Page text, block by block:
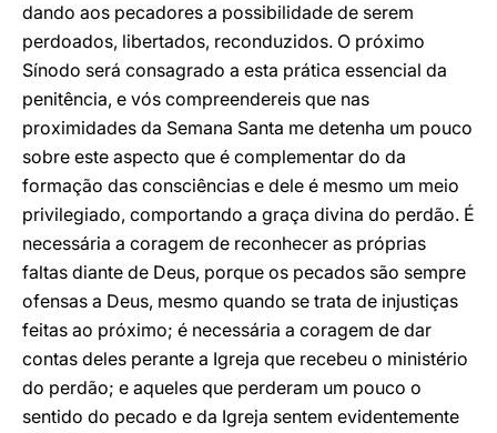
dando aos pecadores a possibilidade de serem
perdoados, libertados, reconduzidos. O próximo
Sínodo será consagrado a esta prática essencial da
penitência, e vós compreendereis que nas
proximidades da Semana Santa me detenha um pouco
sobre este aspecto que é complementar do da
formação das consciências e dele é mesmo um meio
privilegiado, comportando a graça divina do perdão. É
necessária a coragem de reconhecer as próprias
faltas diante de Deus, porque os pecados são sempre
ofensas a Deus, mesmo quando se trata de injustiças
feitas ao próximo; é necessária a coragem de dar
contas deles perante a Igreja que recebeu o ministério
do perdão; e aqueles que perderam um pouco o
sentido do pecado e da Igreja sentem evidentemente